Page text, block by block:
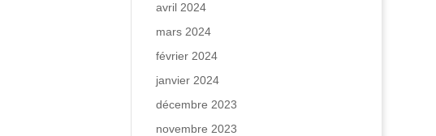
avril 2024
mars 2024
février 2024
janvier 2024
décembre 2023
novembre 2023